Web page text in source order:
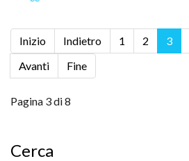
Inizio Indietro 1 2 3
Avanti
Fine
Pagina 3 di 8
Cerca